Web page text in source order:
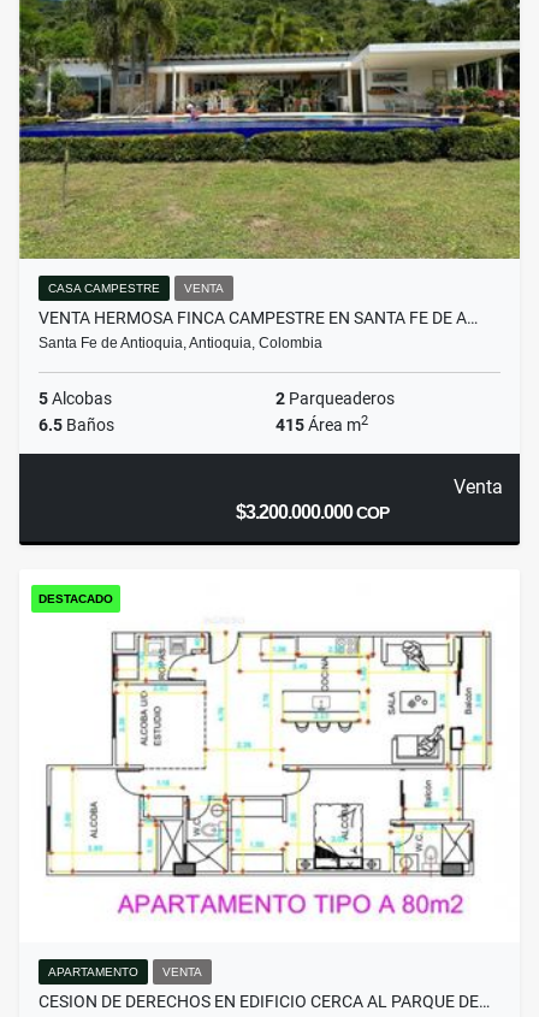
CASA CAMPESTRE VENTA
VENTA HERMOSA FINCA CAMPESTRE EN SANTA FE DE A…
Santa Fe de Antioquia, Antioquia, Colombia
5Alcobas 2 Parqueaderos
6.5 Baños 415Área m2
Venta
$3.200.000.000COP
DESTACADO
APARTAMENTO VENTA
CESION DE DERECHOS EN EDIFICIO CERCA AL PARQUE DE…